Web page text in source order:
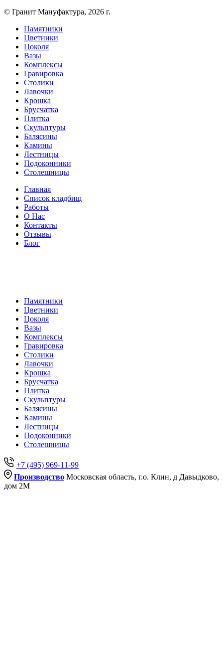
© Гранит Мануфактура, 2026 г.
Памятники
Цветники
Цоколя
Вазы
Комплексы
Гравировка
Столики
Лавочки
Крошка
Брусчатка
Плитка
Скульптуры
Балясины
Камины
Лестницы
Подоконники
Столешницы
Главная
Список кладбищ
Работы
О Нас
Контакты
Отзывы
Блог
Памятники
Цветники
Цоколя
Вазы
Комплексы
Гравировка
Столики
Лавочки
Крошка
Брусчатка
Плитка
Скульптуры
Балясины
Камины
Лестницы
Подоконники
Столешницы
+7 (495) 969-11-99
Производство Московская область, г.о. Клин, д Давыдково,
дом 2М